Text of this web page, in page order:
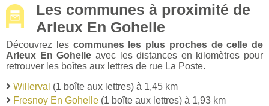
Les communes à proximité de
Arleux En Gohelle
Découvrez les communes les plus proches de celle de
Arleux En Gohelle avec les distances en kilomètres pour
retrouver les boîtes aux lettres de rue La Poste.
Willerval (1 boîte aux lettres) à 1,45 km
Fresnoy En Gohelle (1 boîte aux lettres) à 1,93 km